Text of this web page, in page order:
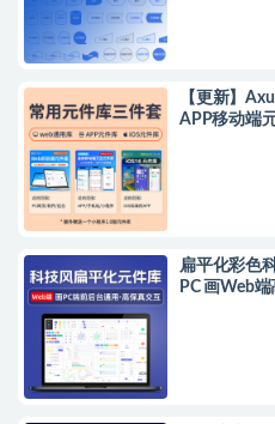
【更新】
APP移动端
扁平化彩色
PC 画Web